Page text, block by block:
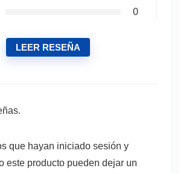
0
LEER RESEÑA
que hayan iniciado sesión y
este producto pueden dejar un